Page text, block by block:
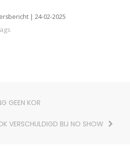
| 24-02-2025
GEEN KOR
VERSCHULDIGD BIJ NO SHOW